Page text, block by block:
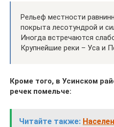
Рельеф местности
покрыта лесотундрой и
Иногда встречаются
Крупнейшие реки – Уса и
Кроме того, в Усинском
речек помельче:
Читайте также: